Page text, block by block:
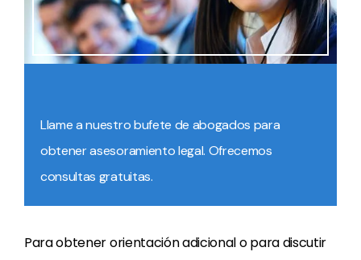
Llame a nuestro bufete de abogados para
obtener asesoramiento legal. Ofrecemos
consultas gratuitas.
Para obtener orientación adicional o para discutir